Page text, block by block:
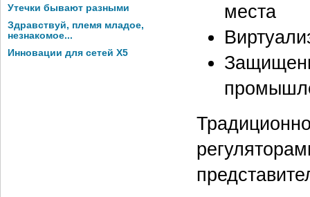
Утечки бывают разными
Здравствуй, племя младое,
незнакомое...
Инновации для сетей X5
места